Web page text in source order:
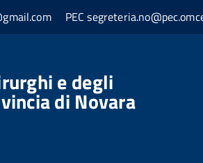
PEC
e degli
di Novara